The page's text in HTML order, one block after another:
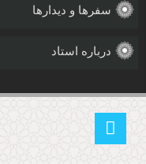
سفرها و دیدارها
درباره استاد